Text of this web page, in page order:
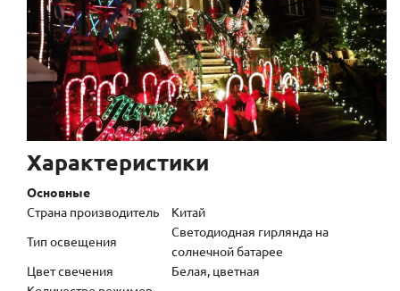
Характеристики
Основные
Страна производитель
Китай
Тип освещения
Светодиодная гирлянда на
солнечной батарее
Цвет свечения
Белая, цветная